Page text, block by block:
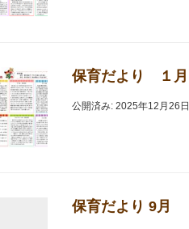
保育だより １月
公開済み: 2025年12月26日
保育だより 9月